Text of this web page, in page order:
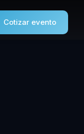
Cotizar evento